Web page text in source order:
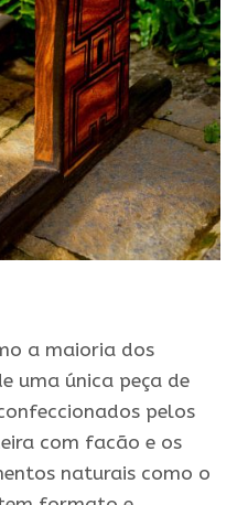
a maioria dos
uma única peça de
pelos
com facão e os
naturais como o